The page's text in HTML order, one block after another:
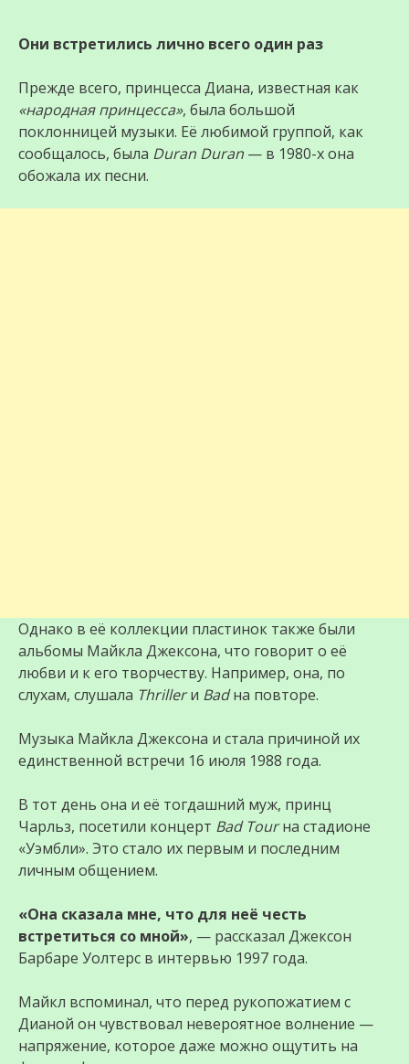
Они встретились лично всего один раз
Прежде всего, принцесса Диана, известная как
«народная принцесса», была большой
поклонницей музыки. Её любимой группой, как
сообщалось, была Duran Duran — в 1980-х она
обожала их песни.
Однако в её коллекции пластинок также были
альбомы Майкла Джексона, что говорит о её
любви и к его творчеству. Например, она, по
слухам, слушала Thrillerи Badна повторе.
Музыка Майкла Джексона и стала причиной их
единственной встречи 16 июля 1988 года.
В тот день она и её тогдашний муж, принц
Чарльз, посетили концерт Bad Tourна стадионе
«Уэмбли». Это стало их первым и последним
личным общением.
«Она сказала мне, что для неё честь
встретиться со мной», — рассказал Джексон
Барбаре Уолтерс в интервью 1997 года.
Майкл вспоминал, что перед рукопожатием с
Дианой он чувствовал невероятное волнение —
напряжение, которое даже можно ощутить на